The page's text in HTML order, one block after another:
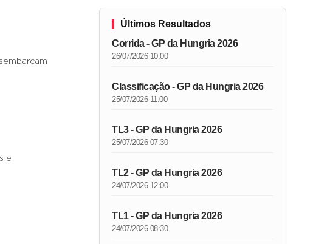
e
Últimos Resultados
Corrida - GP da Hungria 2026
26/07/2026 10:00
Classificação - GP da Hungria 2026
25/07/2026 11:00
TL3 - GP da Hungria 2026
25/07/2026 07:30
TL2 - GP da Hungria 2026
24/07/2026 12:00
TL1 - GP da Hungria 2026
24/07/2026 08:30